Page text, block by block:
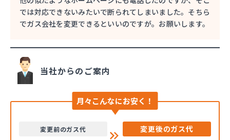
では対応できないみたいで断られてしまいました。そちら
でガス会社を変更できるといいのですが。お願いします。
当社からのご案内
月々こんなにお安く！
変更前のガス代 変更後のガス代